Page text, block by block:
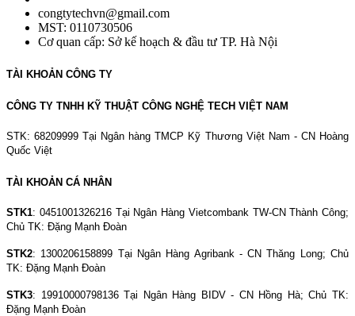
congtytechvn@gmail.com
MST: 0110730506
Cơ quan cấp: Sở kế hoạch & đầu tư TP. Hà Nội
TÀI KHOẢN CÔNG TY
CÔNG TY TNHH KỸ THUẬT CÔNG NGHỆ TECH VIỆT NAM
STK: 68209999 Tại Ngân hàng TMCP Kỹ Thương Việt Nam - CN Hoàng
Quốc Việt
TÀI KHOẢN CÁ NHÂN
STK1: 0451001326216 Tại Ngân Hàng Vietcombank TW-CN Thành Công;
Chủ TK: Đặng Mạnh Đoàn
STK2: 1300206158899 Tại Ngân Hàng Agribank - CN Thăng Long; Chủ
TK: Đặng Mạnh Đoàn
STK3: 19910000798136 Tại Ngân Hàng BIDV - CN Hồng Hà; Chủ TK:
Đặng Mạnh Đoàn